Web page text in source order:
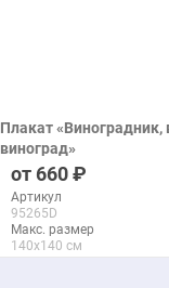
Плакат «Виноградник,
виноград»
печать на бумаге
660
Артикул
95265D
Макс. размер
140x140 см